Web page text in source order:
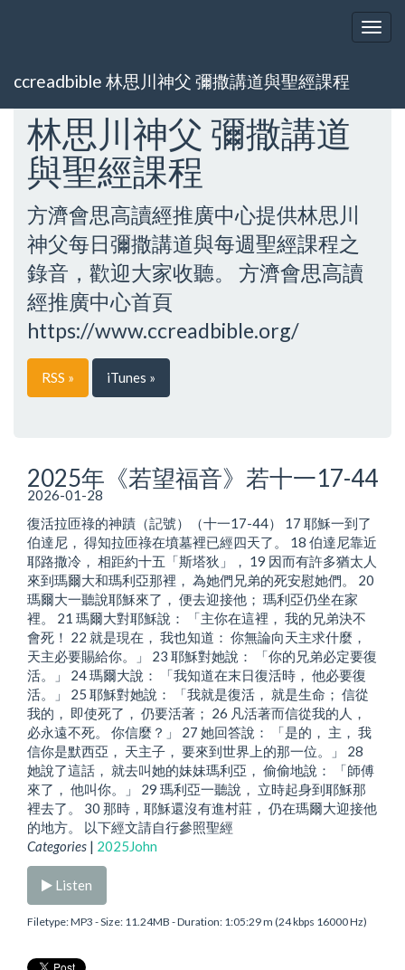
ccreadbible 林思川神父 彌撒講道與聖經課程
林思川神父 彌撒講道
與聖經課程
方濟會思高讀經推廣中心提供林思川
神父每日彌撒講道與每週聖經課程之
錄音，歡迎大家收聽。 方濟會思高讀
經推廣中心首頁
https://www.ccreadbible.org/
RSS » iTunes »
2025年《若望福音》若十一17-44
2026-01-28
復活拉匝祿的神蹟（記號）（十一17-44） 17 耶穌一到了
伯達尼， 得知拉匝祿在墳墓裡已經四天了。 18 伯達尼靠近
耶路撒冷， 相距約十五「斯塔狄」， 19 因而有許多猶太人
來到瑪爾大和瑪利亞那裡， 為她們兄弟的死安慰她們。 20
瑪爾大一聽說耶穌來了， 便去迎接他； 瑪利亞仍坐在家
裡。 21 瑪爾大對耶穌說： 「主你在這裡， 我的兄弟決不
會死！ 22 就是現在， 我也知道： 你無論向天主求什麼，
天主必要賜給你。」 23 耶穌對她說： 「你的兄弟必定要復
活。」 24 瑪爾大說： 「我知道在末日復活時， 他必要復
活。」 25 耶穌對她說： 「我就是復活， 就是生命； 信從
我的， 即使死了， 仍要活著； 26 凡活著而信從我的人，
必永遠不死。 你信麼？」 27 她回答說： 「是的， 主， 我
信你是默西亞， 天主子， 要來到世界上的那一位。」 28
她說了這話， 就去叫她的妹妹瑪利亞， 偷偷地說： 「師傅
來了， 他叫你。」 29 瑪利亞一聽說， 立時起身到耶穌那
裡去了。 30 那時，耶穌還沒有進村莊， 仍在瑪爾大迎接他
的地方。 以下經文請自行參照聖經
Categories | 2025John
Listen
Filetype: MP3 - Size: 11.24MB - Duration: 1:05:29 m (24 kbps 16000 Hz)